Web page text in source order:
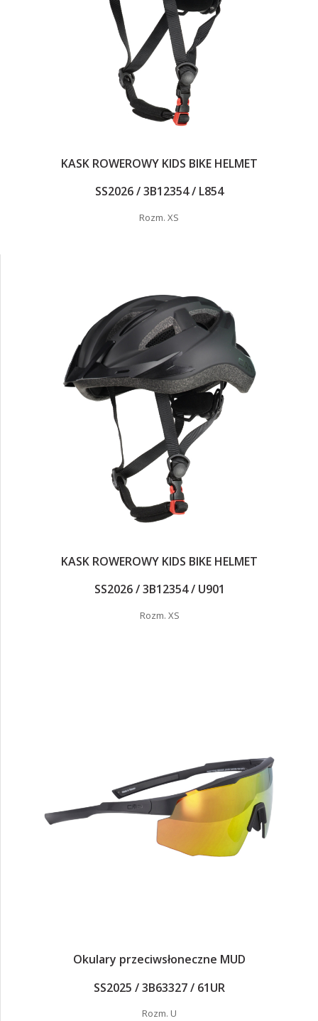
KASK ROWEROWY KIDS BIKE HELMET
SS2026 / 3B12354 / L854
Rozm. XS
KASK ROWEROWY KIDS BIKE HELMET
SS2026 / 3B12354 / U901
Rozm. XS
Okulary przeciwsłoneczne MUD
SS2025 / 3B63327 / 61UR
Rozm. U